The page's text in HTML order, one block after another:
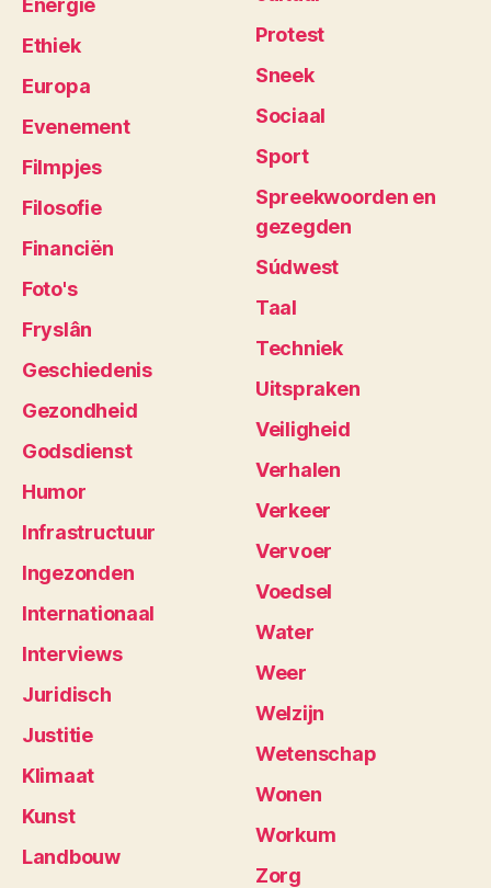
Ethiek
Europa
Evenement
Filmpjes
Filosofie
Financiën
Foto's
Fryslân
Geschiedenis
Gezondheid
Godsdienst
Humor
Infrastructuur
Ingezonden
Internationaal
Interviews
Juridisch
Justitie
Klimaat
Kunst
Landbouw
Protest
Sneek
Sociaal
Sport
Spreekwoorden en
gezegden
Súdwest
Taal
Techniek
Uitspraken
Veiligheid
Verhalen
Verkeer
Vervoer
Voedsel
Water
Weer
Welzijn
Wetenschap
Wonen
Workum
Zorg